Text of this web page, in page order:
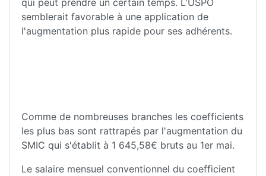
qui peut prendre un certain temps. L'USPO
semblerait favorable à une application de
l'augmentation plus rapide pour ses adhérents.
Comme de nombreuses branches les coefficients
les plus bas sont rattrapés par l'augmentation du
SMIC qui s'établit à 1 645,58€ bruts au 1er mai.
Le salaire mensuel conventionnel du coefficient